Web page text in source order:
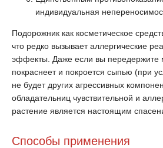
индивидуальная
Подорожник как косметическое
что редко вызывает аллергические
эффекты. Даже если вы передержите
покраснеет и покроется сыпью (при
не будет других агрессивных
обладательниц чувствительной и
растение является настоящим
Способы применения